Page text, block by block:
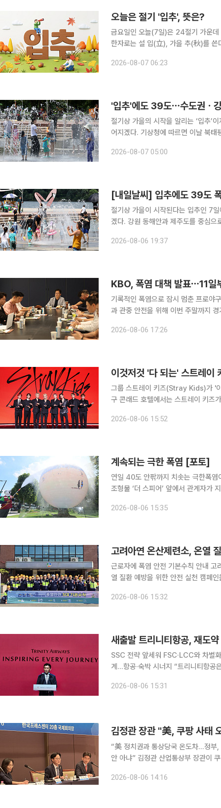
오늘은 절기 '입추', 뜻은?
금요일인 오늘(7일)은 24절기 가운
한자로는 설 입(立), 가을 추(秋)를 쓴다. 말 그
만, 실제 날씨까지 곧바로 가을로 바
2026-08-07 06:23
'입추'에도 39도⋯수도권ㆍ
절기상 가을의 시작을 알리는 ‘입추’
어지겠다. 기상청에 따르면 이날 북태평양고기압의 영향으로 전국 대부분 지역의 기온이 평년보다
효된 가운데 최고체감온도는 35도 안
2026-08-07 05:00
[내일날씨] 입추에도 39도
절기상 가을이 시작된다는 입추인 7
겠다. 강원 동해안과 제주도를 중심으로는 소나기도
2026-08-06 19:37
KBO, 폭염 대책 발표⋯11일
기록적인 폭염으로 잠시 멈춘 프로야
과 관중 안전을 위해 이번 주말까지
에서 10개 구단 단장과 프로야구선수
2026-08-06 17:26
이것저것 '다 되는' 스트레
그룹 스트레이 키즈(Stray Kids)가 '이것 저
구 콘래드 호텔에서는 스트레이 키즈
필릭스, 승민, 아이엔이 참석해 신
2026-08-06 15:52
계속되는 극한 폭염 [포토]
연일 40도 안팎까지 치솟는 극한폭
조형물 ‘더 스피어’ 앞에서 관계자가 지면
다음 주에도 내륙의 최고체감온도가
2026-08-06 15:35
고려아연 온산제련소, 온열
근로자에 폭염 안전 기본수칙 안내 고려아연 온산제련소는 노동조합과 함께 지난달 31일 여름철 온
열 질환 예방을 위한 안전 실천 캠페인을 실시했다고 6
2026-08-06 15:32
새출발 트리니티항공, 재도
SSC 전략 앞세워 FSC·LCC와 차별
계…항공·숙박 시너지 “트리니티항공은 고객에게 정말 필요한 서비스를 가장 가치있게 제공하는 항
리니티항공'으로 간판을 바꿔 달고 재
2026-08-06 15:31
김정관 장관 "美, 쿠팡 사태
“美 정치권과 통상당국 온도차…정부,
안 아냐” 김정관 산업통상부 장관이 쿠팡 개인정보 유출 사태를 둘러싼 한미 간 시각차와 관련해 미
밝혔다. 다만 이번 사안이 한미동맹을
2026-08-06 14:16